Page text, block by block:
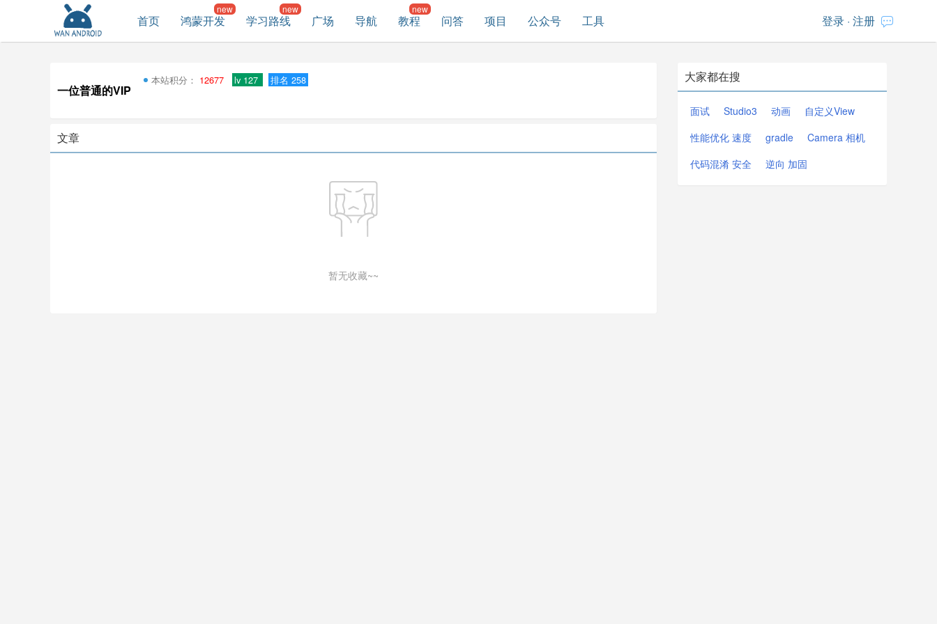
首页 鸿蒙开发 学习路线 广场 导航 教程 问答 项目 公众号 工具 登录 · 注册
一位普通的VIP
本站积分： 12677 lv 127 排名 258
文章
暂无收藏~~
大家都在搜
面试 Studio3 动画
自定义View
性能优化 速度
gradle
Camera 相机
代码混淆 安全
逆向 加固